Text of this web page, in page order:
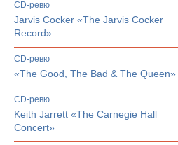
CD-ревю
Jarvis Cocker «The Jarvis Cocker
Record»
CD-ревю
«The Good, The Bad & The Queen»
CD-ревю
Keith Jarrett «The Carnegie Hall
Concert»